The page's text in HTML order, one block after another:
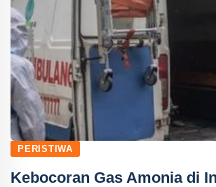
PERISTIWA
Kebocoran Gas Amonia di